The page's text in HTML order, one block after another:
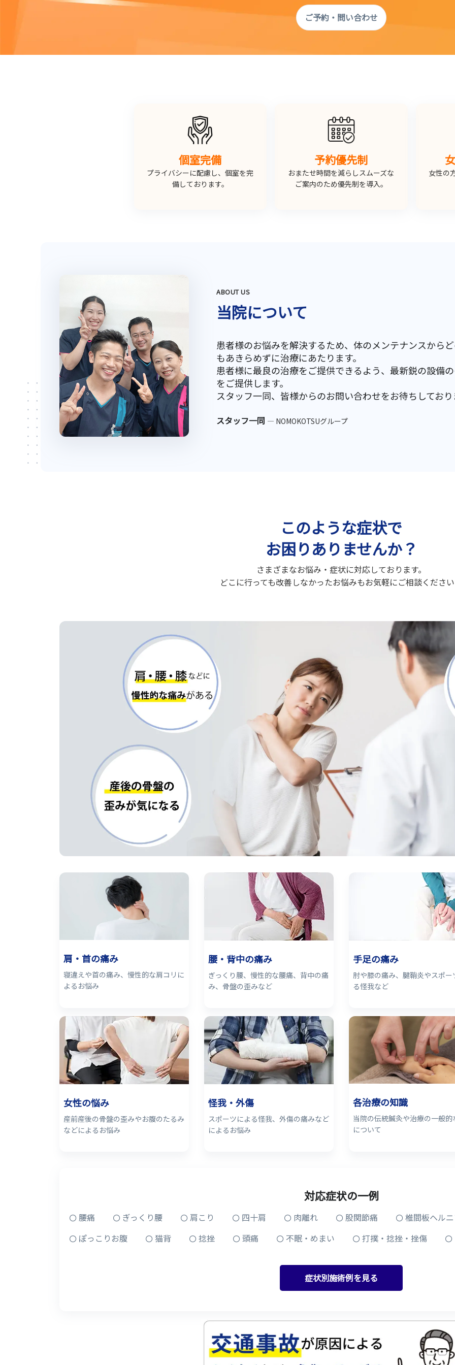
ご予約・問い合わせ
個室完備
プライバシーに配慮し、個室を完
備しております。
予約優先制
おまたせ時間を減らしスムーズな
ご案内のため優先制を導入。
女性の
ABOUT US
当院について
患者様のお悩みを解決するため、体のメンテナンスから
もあきらめずに治療にあたります。
患者様に最良の治療をご提供できるよう、最新鋭の設備
をご提供します。
スタッフ一同、皆様からのお問い合わせをお待ちしてお
スタッフ一同 — NOMOKOTSUグループ
このような症状で
お困りありませんか？
さまざまなお悩み・症状に対応しております。
どこに行っても改善しなかったお悩みもお気軽にご相談くださ
肩・首の痛み
寝違えや首の痛み、慢性的な肩コリに
よるお悩み
腰・背中の痛み
ぎっくり腰、慢性的な腰痛、背中の痛
み、骨盤の歪みなど
手足の痛み
肘や膝の痛み、腱鞘炎やスポー
る怪我など
女性の悩み
産前産後の骨盤の歪みやお腹のたるみ
などによるお悩み
怪我・外傷
スポーツによる怪我、外傷の痛みなど
によるお悩み
各治療の知識
当院の伝統鍼灸や治療の一般的
について
対応症状の一例
腰痛 ぎっくり腰 肩こり 四十肩 肉離れ 股関節痛
椎間板ヘル
ぽっこりお腹
猫背 捻挫 頭痛 不眠・めまい 打撲・捻挫・挫傷
症状別施術例を見る